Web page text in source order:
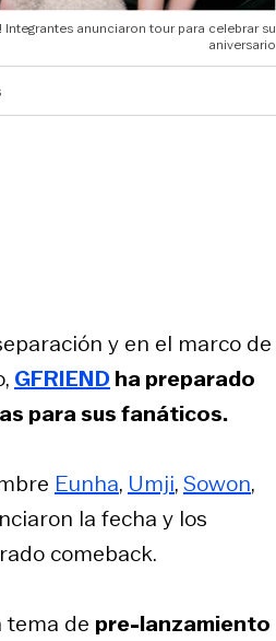
Integrantes anunciaron tour para celebrar su
aniversario
y en el marco de
GFRIEND ha preparado
para sus fanáticos.
Eunha, Umji,Sowon,
la fecha y los
comeback.
tema de pre-lanzamiento